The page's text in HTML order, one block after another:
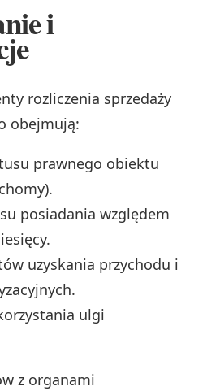
i
rozliczenia sprzedaży
obejmują:
prawnego obiektu
posiadania względem
uzyskania przychodu i
ulgi
z organami